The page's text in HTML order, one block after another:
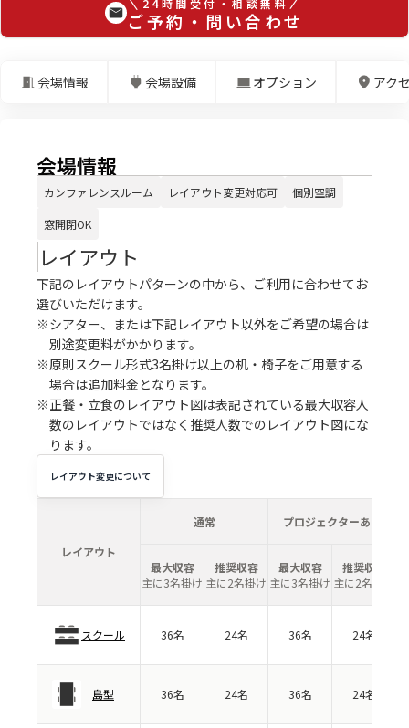
24時間受付・相談無料
ご予約・問い合わせ
会場情報 会場設備 オプション アク
会場情報
カンファレンスルーム レイアウト変更対応可 個別空調
窓開閉OK
レイアウト
下記のレイアウトパターンの中から、ご利用に合わせてお
選びいただけます。
※シアター、または下記レイアウト以外をご希望の場合は
別途変更料がかかります。
※原則スクール形式3名掛け以上の机・椅子をご用意する
場合は追加料金となります。
※正餐・立食のレイアウト図は表記されている最大収容人
数のレイアウトではなく推奨人数でのレイアウト図にな
ります。
レイアウト変更について
レイアウト
通常 プロジェクターあり
最大収容
主に3名掛け
推奨収容
主に2名掛け
最大収容
主に3名掛け
推奨収容
主に2名掛け
スクール 36名 24名 36名 24名
島型 36名 24名 36名 24名